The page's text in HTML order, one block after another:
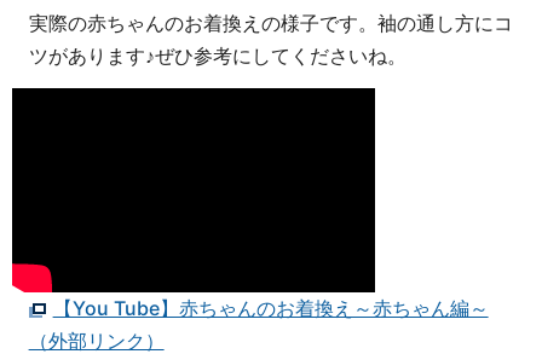
実際の赤ちゃんのお着換えの様子です。袖の通し方にコ
ツがあります♪ぜひ参考にしてくださいね。
【You Tube】赤ちゃんのお着換え～赤ちゃん編～
（外部リンク）